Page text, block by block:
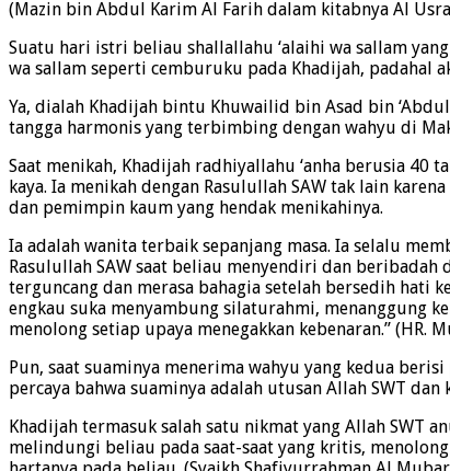
(Mazin bin Abdul Karim Al Farih dalam kitabnya Al
Suatu hari istri beliau shallallahu ‘alaihi wa sallam
wa sallam seperti cemburuku pada Khadijah, padahal
Ya, dialah Khadijah bintu Khuwailid bin Asad bin
tangga harmonis yang terbimbing dengan wahyu di
Saat menikah, Khadijah radhiyallahu ‘anha berusia 40
kaya. Ia menikah dengan Rasulullah SAW tak lain
dan pemimpin kaum yang hendak menikahinya.
Ia adalah wanita terbaik sepanjang masa. Ia selalu
Rasulullah SAW saat beliau menyendiri dan beribadah
terguncang dan merasa bahagia setelah bersedih hati
engkau suka menyambung silaturahmi, menanggung
menolong setiap upaya menegakkan kebenaran.”
Pun, saat suaminya menerima wahyu yang kedua
percaya bahwa suaminya adalah utusan Allah SWT
Khadijah termasuk salah satu nikmat yang Allah SWT
melindungi beliau pada saat-saat yang kritis,